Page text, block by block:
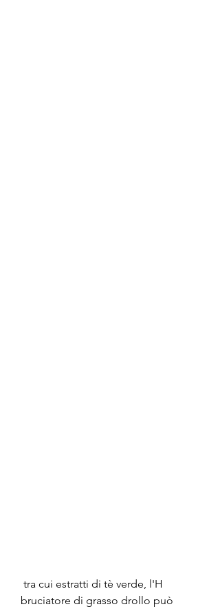
bruciatore di grasso drollo può